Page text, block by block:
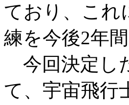
ており、これ
練を今後2年
今回決定し
て、宇宙飛行